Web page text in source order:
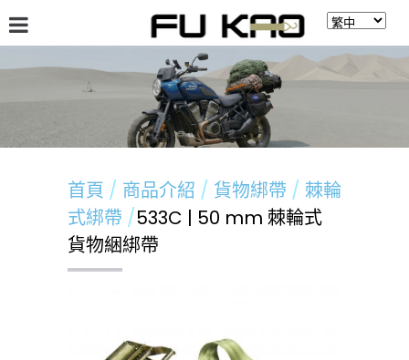
最新消息 留言板
首頁 商品介紹 貨物綁帶
棘輪
式綁帶
533C | 50 mm 棘輪式
貨物綑綁帶